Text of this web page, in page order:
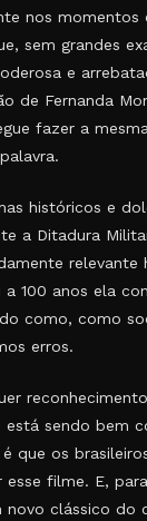
nos momentos
sem grandes
e
de Fernanda
fazer a
históricos e
a Ditadura
relevante
100 anos ela
como, como
erros.
está sendo bem
que os
esse filme. E,
clássico do